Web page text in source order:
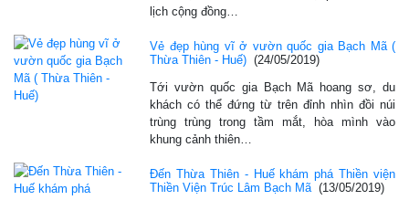
lịch cộng đồng…
Vẻ đẹp hùng vĩ ở vườn quốc gia Bạch Mã (
Thừa Thiên - Huế) (24/05/2019)
Tới vườn quốc gia Bạch Mã hoang sơ, du
khách có thể đứng từ trên đỉnh nhìn đồi núi
trùng trùng trong tầm mắt, hòa mình vào
khung cảnh thiên…
Đến Thừa Thiên - Huế khám phá Thiền viện
Thiền Viện Trúc Lâm Bạch Mã (13/05/2019)